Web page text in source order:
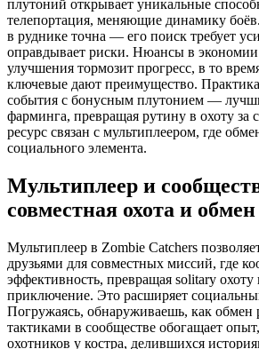
плутоний открывает уникальные
телепортация, меняющие динамику
в руднике точна — его поиск требует
оправдывает риски. Нюансы в
улучшения тормозит прогресс, в то
ключевые дают преимущество. Практика
события с бонусным плутонием —
фарминга, превращая рутину в охоту за
ресурс связан с мультиплеером, где
социального элемента.
Мультиплеер и
совместная охота и
Мультиплеер в Zombie Catchers
друзьями для совместных миссий, где
эффективность, превращая solitary охоту
приключение. Это расширяет
Погружаясь, обнаруживаешь, как обмен
тактиками в сообществе обогащает
охотников у костра, делившихся